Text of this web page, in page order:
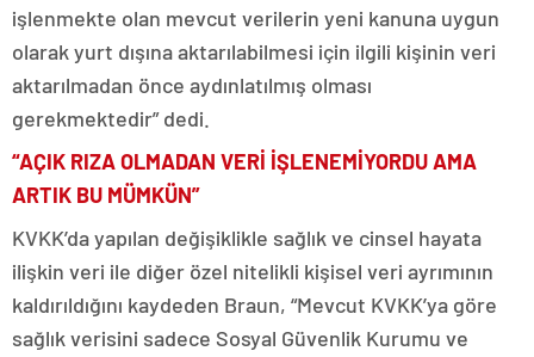
işlenmekte olan mevcut verilerin yeni kanuna uygun
olarak yurt dışına aktarılabilmesi için ilgili kişinin veri
aktarılmadan önce aydınlatılmış olması
gerekmektedir” dedi.
“AÇIK RIZA OLMADAN VERİ İŞLENEMİYORDU AMA
ARTIK BU MÜMKÜN”
KVKK’da yapılan değişiklikle sağlık ve cinsel hayata
ilişkin veri ile diğer özel nitelikli kişisel veri ayrımının
kaldırıldığını kaydeden Braun, “Mevcut KVKK’ya göre
sağlık verisini sadece Sosyal Güvenlik Kurumu ve